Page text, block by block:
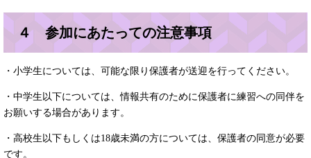
４ 参加にあたっての注意事項
・小学生については、可能な限り保護者が送迎を行ってください。
・中学生以下については、情報共有のために保護者に練習への同伴を
お願いする場合があります。
・高校生以下もしくは18歳未満の方については、保護者の同意が必要
です。